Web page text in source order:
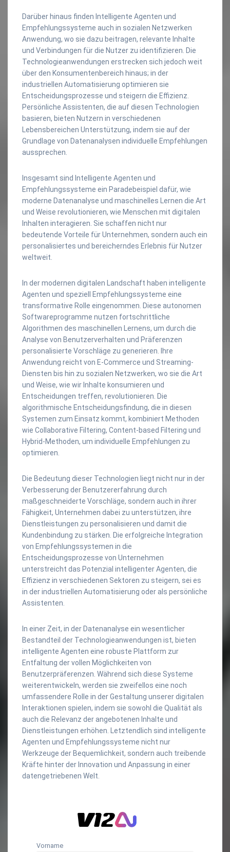
Darüber hinaus finden Intelligente Agenten und
Empfehlungssysteme auch in sozialen Netzwerken
Anwendung, wo sie dazu beitragen, relevante Inhalte
und Verbindungen für die Nutzer zu identifizieren. Die
Technologieanwendungen erstrecken sich jedoch weit
über den Konsumentenbereich hinaus; in der
industriellen Automatisierung optimieren sie
Entscheidungsprozesse und steigern die Effizienz.
Persönliche Assistenten, die auf diesen Technologien
basieren, bieten Nutzern in verschiedenen
Lebensbereichen Unterstützung, indem sie auf der
Grundlage von Datenanalysen individuelle Empfehlungen
aussprechen.
Insgesamt sind Intelligente Agenten und
Empfehlungssysteme ein Paradebeispiel dafür, wie
moderne Datenanalyse und maschinelles Lernen die Art
und Weise revolutionieren, wie Menschen mit digitalen
Inhalten interagieren. Sie schaffen nicht nur
bedeutende Vorteile für Unternehmen, sondern auch ein
personalisiertes und bereicherndes Erlebnis für Nutzer
weltweit.
In der modernen digitalen Landschaft haben intelligente
Agenten und speziell Empfehlungssysteme eine
transformative Rolle eingenommen. Diese autonomen
Softwareprogramme nutzen fortschrittliche
Algorithmen des maschinellen Lernens, um durch die
Analyse von Benutzerverhalten und Präferenzen
personalisierte Vorschläge zu generieren. Ihre
Anwendung reicht von E-Commerce und Streaming-
Diensten bis hin zu sozialen Netzwerken, wo sie die Art
und Weise, wie wir Inhalte konsumieren und
Entscheidungen treffen, revolutionieren. Die
algorithmische Entscheidungsfindung, die in diesen
Systemen zum Einsatz kommt, kombiniert Methoden
wie Collaborative Filtering, Content-based Filtering und
Hybrid-Methoden, um individuelle Empfehlungen zu
optimieren.
Die Bedeutung dieser Technologien liegt nicht nur in der
Verbesserung der Benutzererfahrung durch
maßgeschneiderte Vorschläge, sondern auch in ihrer
Fähigkeit, Unternehmen dabei zu unterstützen, ihre
Dienstleistungen zu personalisieren und damit die
Kundenbindung zu stärken. Die erfolgreiche Integration
von Empfehlungssystemen in die
Entscheidungsprozesse von Unternehmen
unterstreicht das Potenzial intelligenter Agenten, die
Effizienz in verschiedenen Sektoren zu steigern, sei es
in der industriellen Automatisierung oder als persönliche
Assistenten.
In einer Zeit, in der Datenanalyse ein wesentlicher
Bestandteil der Technologieanwendungen ist, bieten
intelligente Agenten eine robuste Plattform zur
Entfaltung der vollen Möglichkeiten von
Benutzerpräferenzen. Während sich diese Systeme
weiterentwickeln, werden sie zweifellos eine noch
umfassendere Rolle in der Gestaltung unserer digitalen
Interaktionen spielen, indem sie sowohl die Qualität als
auch die Relevanz der angebotenen Inhalte und
Dienstleistungen erhöhen. Letztendlich sind intelligente
Agenten und Empfehlungssysteme nicht nur
Werkzeuge der Bequemlichkeit, sondern auch treibende
Kräfte hinter der Innovation und Anpassung in einer
datengetriebenen Welt.
Vorname